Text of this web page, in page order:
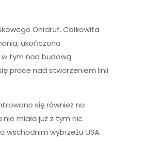
Ohrdruf. Całkowita
ukończona
w tym nad budową
prace nad stworzeniem linii
się również na
miała już z tym nic
wschodnim wybrzeżu USA.